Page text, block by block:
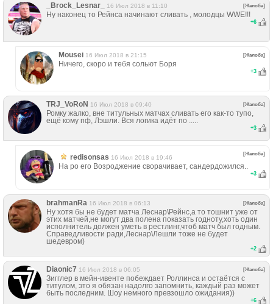
_Brock_Lesnar_ 16 Июл 2018 в 11:10 [Жалоба]
Ну наконец то Рейнса начинают сливать , молодцы WWE!!!
+6
Mousei 16 Июл 2018 в 21:15 [Жалоба]
Ничего, скоро и тебя сольют Боря
+3
TRJ_VoRoN 16 Июл 2018 в 09:40 [Жалоба]
Ромку жалко, вне титульных матчах сливать его как-то тупо,
ещё кому пф, Лэшли. Вся логика идёт по .....
+3
redisonsas 16 Июл 2018 в 19:46
[Жалоба]
На ро его Возроджение сворачивает, сандердожился..
+3
brahmanRa 16 Июл 2018 в 06:13 [Жалоба]
Ну хотя бы не будет матча Леснар\Рейнс,а то тошнит уже от
этих матчей,не могут два полена показать годноту,хоть один
исполнитель должен уметь в рестлинг,чтоб матч был годным.
Справедливости ради,Леснар\Лешли тоже не будет
шедевром)
+2
Diaonic7 16 Июл 2018 в 06:05 [Жалоба]
Зигглер в мейн-ивенте побеждает Роллинса и остаётся с
титулом, это я обязан надолго запомнить, каждый раз может
быть последним. Шоу немного превзошло ожидания))
+6